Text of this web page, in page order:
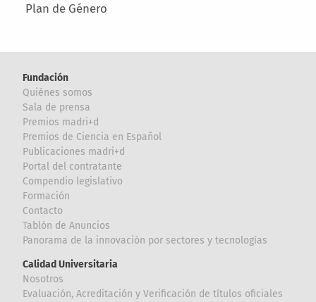
Plan de Género
Fundación
Quiénes somos
Sala de prensa
Premios madri+d
Premios de Ciencia en Español
Publicaciones madri+d
Portal del contratante
Compendio legislativo
Formación
Contacto
Tablón de Anuncios
Panorama de la innovación por sectores y tecnologías
Calidad Universitaria
Nosotros
Evaluación, Acreditación y Verificación de títulos oficiales